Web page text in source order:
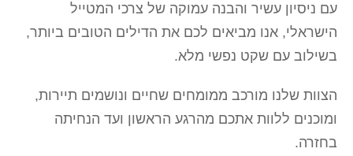
עם ניסיון עשיר והבנה עמוקה של צרכי המטייל
הישראלי, אנו מביאים לכם את הדילים הטובים ביותר,
בשילוב עם שקט נפשי מלא.
הצוות שלנו מורכב ממומחים שחיים ונושמים תיירות,
ומוכנים ללוות אתכם מהרגע הראשון ועד הנחיתה
בחזרה.